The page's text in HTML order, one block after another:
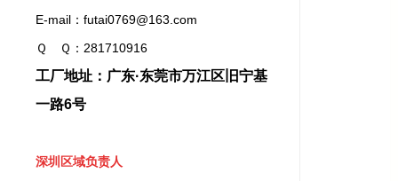
E-mail：futai0769@163.com
Ｑ Ｑ：281710916
工厂地址：广东·东莞市万江区旧宁基
一路6号
深圳区域负责人